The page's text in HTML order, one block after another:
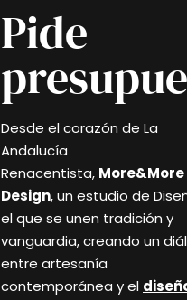
Pide
Desde el corazón de La
Andalucía
Renacentista, More&More
Design, un estudio de
el que se unen tradición y
vanguardia, creando un
entre artesanía
contemporánea y el